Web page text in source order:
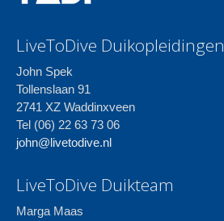
LiveToDive Duikopleidingen
John Spek
Tollenslaan 91
2741 XZ Waddinxveen
Tel (06) 22 63 73 06
john@livetodive.nl
LiveToDive Duikteam
Marga Maas